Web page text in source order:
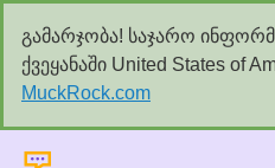
გამარჯობა! საჯარო
ქვეყანაში United States of
MuckRock.com